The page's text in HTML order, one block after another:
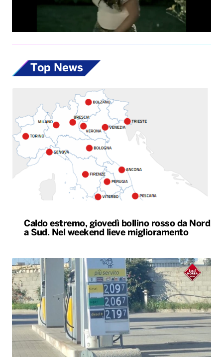
Top News
Caldo estremo, giovedì bollino rosso da Nord
a Sud. Nel weekend lieve miglioramento